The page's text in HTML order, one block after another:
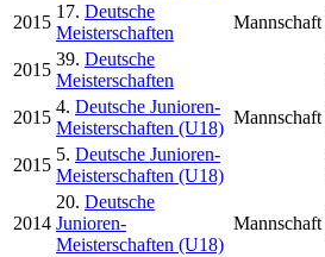
2015
17. Deutsche
Meisterschaften
Mannschaft
2015
39. Deutsche
Meisterschaften
2015
4. Deutsche Junioren-
Meisterschaften (U18)
Mannschaft
2015
5. Deutsche Junioren-
Meisterschaften (U18)
2014
20. Deutsche
Junioren-
Meisterschaften (U18)
Mannschaft